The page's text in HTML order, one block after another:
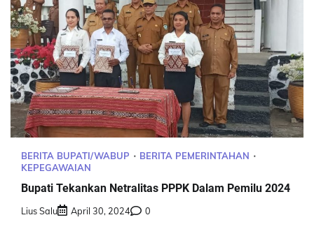
BERITA BUPATI/WABUP
BERITA PEMERINTAHAN
KEPEGAWAIAN
Bupati Tekankan Netralitas PPPK Dalam Pemilu 2024
Lius Salu April 30, 2024 0